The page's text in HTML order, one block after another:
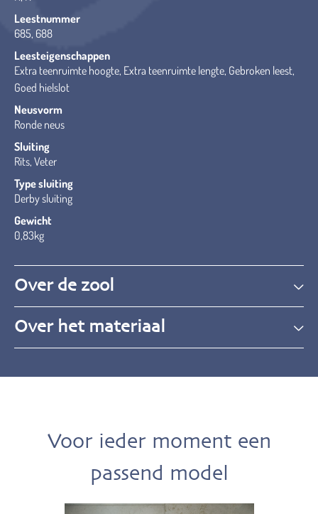
Leestnummer
685, 688
Leesteigenschappen
Extra teenruimte hoogte, Extra teenruimte lengte, Gebroken leest,
Goed hielslot
Neusvorm
Ronde neus
Sluiting
Rits, Veter
Type sluiting
Derby sluiting
Gewicht
0,83kg
Over de zool
Over het materiaal
Voor ieder moment een
passend model